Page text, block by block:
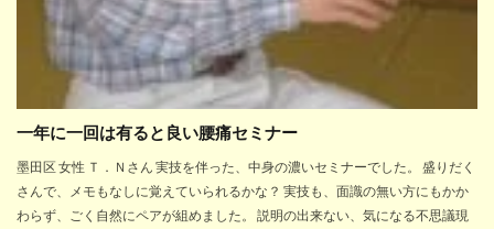
一年に一回は有ると良い腰痛セミナー
墨田区 女性 Ｔ．Ｎさん 実技を伴った、中身の濃いセミナーでした。 盛りだく
さんで、メモもなしに覚えていられるかな？ 実技も、面識の無い方にもかか
わらず、ごく自然にペアが組めました。 説明の出来ない、気になる不思議現